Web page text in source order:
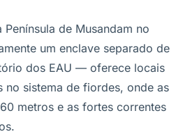
de Musandam no
um enclave separado de
dos EAU — oferece locais
no sistema de fiordes, onde as
metros e as fortes correntes